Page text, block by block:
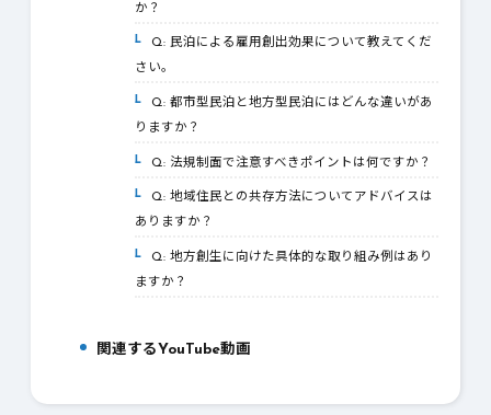
か？
4-3.Q: 民泊による雇用創出効果について教えてくだ
さい。
4-4.Q: 都市型民泊と地方型民泊にはどんな違いがあ
りますか？
4-5.Q: 法規制面で注意すべきポイントは何ですか？
4-6.Q: 地域住民との共存方法についてアドバイスは
ありますか？
4-7.Q: 地方創生に向けた具体的な取り組み例はあり
ますか？
関連するYouTube動画